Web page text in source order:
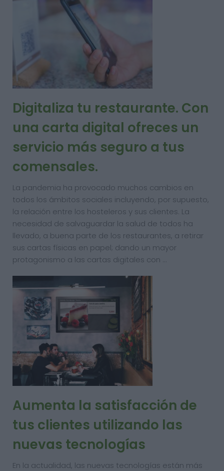
Digitaliza tu restaurante. Con
una carta digital ofreces un
servicio más seguro a tus
comensales.
La pandemia ha provocado muchos cambios en
todos los ámbitos sociales incluyendo, por supuesto,
la relación entre los hosteleros y sus clientes. La
necesidad de salvaguardar la salud de todos ha
llevado, a buena parte de los restaurantes, a retirar
sus cartas físicas en papel; dando un mayor
protagonismo a las cartas digitales con …
Aumenta la satisfacción de
tus clientes utilizando las
nuevas tecnologías
En la actualidad, las nuevas tecnologías están más